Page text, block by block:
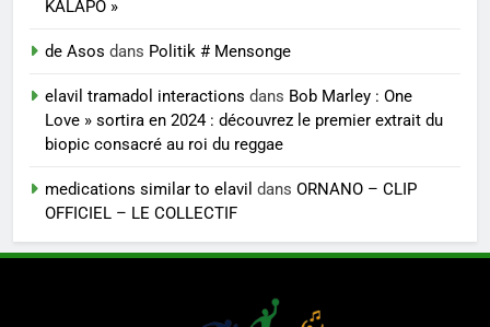
KALAPO »
de Asos dans Politik # Mensonge
elavil tramadol interactions dans Bob Marley : One
Love » sortira en 2024 : découvrez le premier extrait du
biopic consacré au roi du reggae
medications similar to elavil dans ORNANO – CLIP
OFFICIEL – LE COLLECTIF